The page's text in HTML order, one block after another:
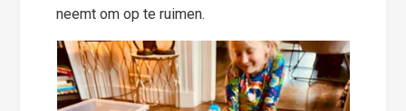
neemt om op te ruimen.